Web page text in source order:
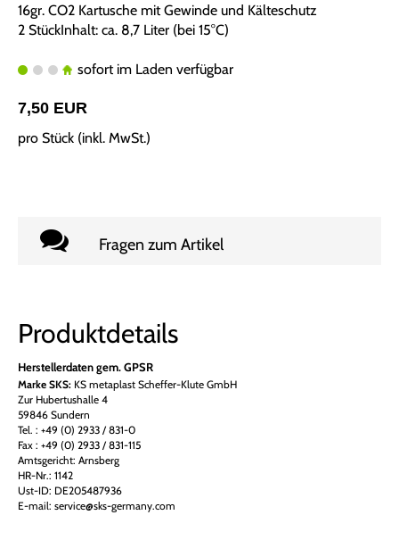
16gr. CO2 Kartusche mit Gewinde und Kälteschutz
2 StückInhalt: ca. 8,7 Liter (bei 15°C)
sofort im Laden verfügbar
7,50 EUR
pro Stück (inkl. MwSt.)
Fragen zum Artikel
Produktdetails
Herstellerdaten gem. GPSR
Marke SKS: KS metaplast Scheffer-Klute GmbH
Zur Hubertushalle 4
59846 Sundern
Tel. : +49 (0) 2933 / 831-0
Fax : +49 (0) 2933 / 831-115
Amtsgericht: Arnsberg
HR-Nr.: 1142
Ust-ID: DE205487936
E-mail: service@sks-germany.com